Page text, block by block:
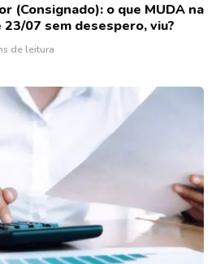
(Consignado): o que MUDA na
23/07 sem desespero, viu?
de leitura